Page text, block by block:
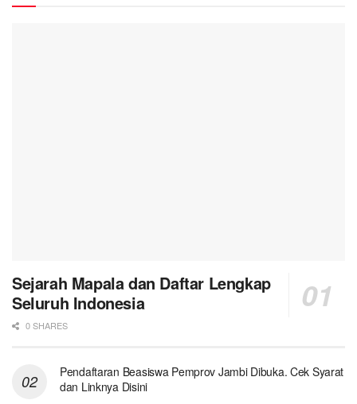
Sejarah Mapala dan Daftar Lengkap
Seluruh Indonesia
0 SHARES
Pendaftaran Beasiswa Pemprov Jambi Dibuka. Cek Syarat
dan Linknya Disini